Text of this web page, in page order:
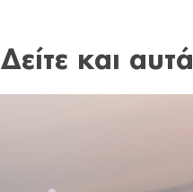
Δείτε και αυτά